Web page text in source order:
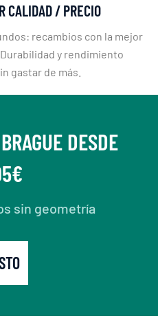
CALIDAD / PRECIO
recambios con la mejor
y rendimiento
gastar de más.
DESDE
sin geometría